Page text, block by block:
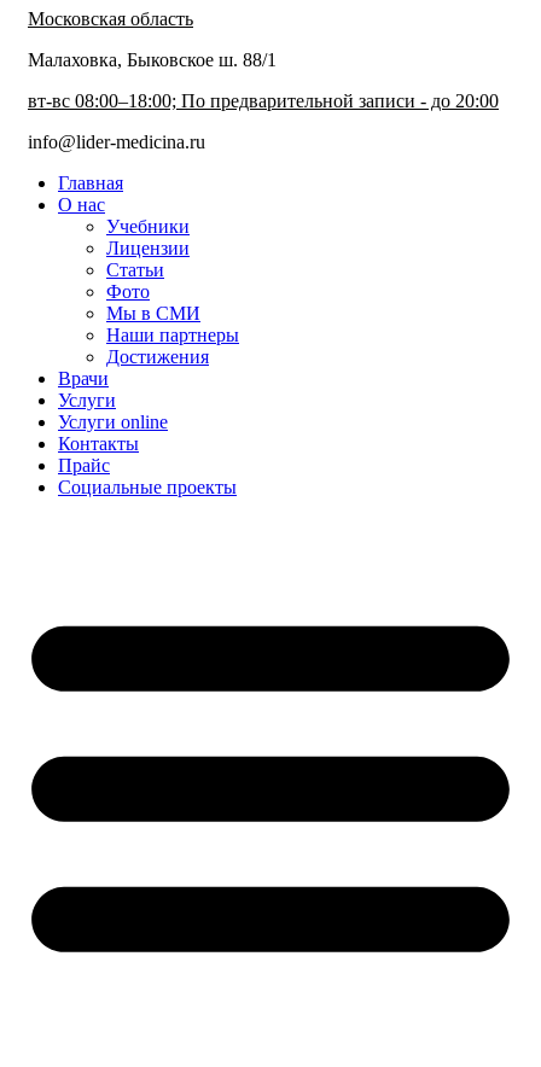
Московская область
Малаховка, Быковское ш. 88/1
вт-вс 08:00–18:00; По предварительной записи - до 20:00
info@lider-medicina.ru
Главная
О нас
Учебники
Лицензии
Статьи
Фото
Мы в СМИ
Наши партнеры
Достижения
Врачи
Услуги
Услуги online
Контакты
Прайс
Социальные проекты